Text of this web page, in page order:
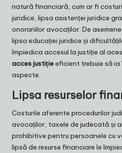
natură financiară, cum ar fi
juridice, lipsa asistenței juridice
onorariilor avocaților. De
lipsa educației juridice și
împiedica accesul la justiție al
acces justițieeficient trebuie să
aspecte.
Lipsa resurselor
Costurile aferente procedurilor
avocaților, taxele de judecată și
prohibitive pentru persoanele cu
lipsă de resurse financiare le